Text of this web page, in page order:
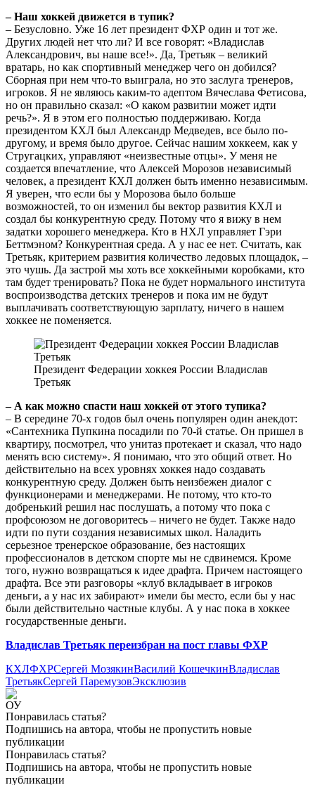
– Наш хоккей движется в тупик?
– Безусловно. Уже 16 лет президент ФХР один и тот же.
Других людей нет что ли? И все говорят: «Владислав
Александрович, вы наше все!». Да, Третьяк – великий
вратарь, но как спортивный менеджер чего он добился?
Сборная при нем что-то выиграла, но это заслуга тренеров,
игроков. Я не являюсь каким-то адептом Вячеслава Фетисова,
но он правильно сказал: «О каком развитии может идти
речь?». Я в этом его полностью поддерживаю. Когда
президентом КХЛ был Александр Медведев, все было по-
другому, и время было другое. Сейчас нашим хоккеем, как у
Стругацких, управляют «неизвестные отцы». У меня не
создается впечатление, что Алексей Морозов независимый
человек, а президент КХЛ должен быть именно независимым.
Я уверен, что если бы у Морозова было больше
возможностей, то он изменил бы вектор развития КХЛ и
создал бы конкурентную среду. Потому что я вижу в нем
задатки хорошего менеджера. Кто в НХЛ управляет Гэри
Беттмэном? Конкурентная среда. А у нас ее нет. Считать, как
Третьяк, критерием развития количество ледовых площадок, –
это чушь. Да застрой мы хоть все хоккейными коробками, кто
там будет тренировать? Пока не будет нормального института
воспроизводства детских тренеров и пока им не будут
выплачивать соответствующую зарплату, ничего в нашем
хоккее не поменяется.
Президент Федерации хоккея России Владислав
Третьяк
– А как можно спасти наш хоккей от этого тупика?
– В середине 70-х годов был очень популярен один анекдот:
«Сантехника Пупкина посадили по 70-й статье. Он пришел в
квартиру, посмотрел, что унитаз протекает и сказал, что надо
менять всю систему». Я понимаю, что это общий ответ. Но
действительно на всех уровнях хоккея надо создавать
конкурентную среду. Должен быть неизбежен диалог с
функционерами и менеджерами. Не потому, что кто-то
добренький решил нас послушать, а потому что пока с
профсоюзом не договоритесь – ничего не будет. Также надо
идти по пути создания независимых школ. Наладить
серьезное тренерское образование, без настоящих
профессионалов в детском спорте мы не сдвинемся. Кроме
того, нужно возвращаться к идее драфта. Причем настоящего
драфта. Все эти разговоры «клуб вкладывает в игроков
деньги, а у нас их забирают» имели бы место, если бы у нас
были действительно частные клубы. А у нас пока в хоккее
государственные деньги.
Владислав Третьяк переизбран на пост главы ФХР
КХЛФХРСергей МозякинВасилий КошечкинВладислав
ТретьякСергей ПаремузовЭксклюзив
Понравилась статья?
Подпишись на автора, чтобы не пропустить новые
публикации
Понравилась статья?
Подпишись на автора, чтобы не пропустить новые
публикации